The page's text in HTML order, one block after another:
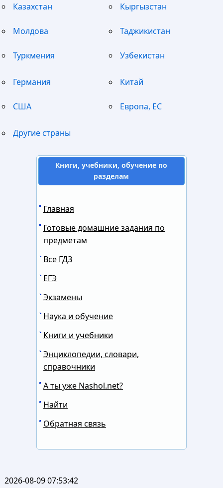
Казахстан Кыргызстан
Молдова Таджикистан
Туркмения Узбекистан
Германия Китай
США Европа, ЕС
Другие страны
Книги, учебники, обучение по
разделам
Главная
Готовые домашние задания по
предметам
Все ГДЗ
ЕГЭ
Экзамены
Наука и обучение
Книги и учебники
Энциклопедии, словари,
справочники
А ты уже Nashol.net?
Найти
Обратная связь
2026-08-09 07:53:42